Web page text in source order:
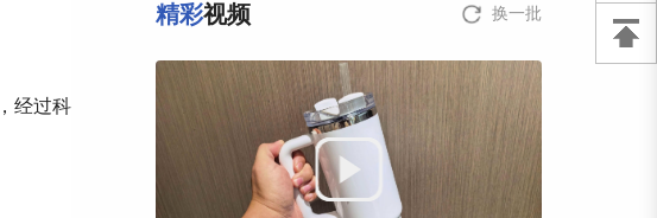
经过科
精彩视频 换一批